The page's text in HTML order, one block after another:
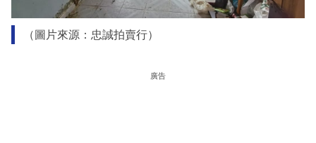
（圖片來源：忠誠拍賣行）
廣告